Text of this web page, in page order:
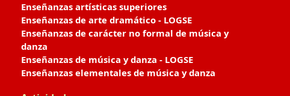
Enseñanzas artísticas superiores
Enseñanzas de arte dramático - LOGSE
Enseñanzas de carácter no formal de música y
danza
Enseñanzas de música y danza - LOGSE
Enseñanzas elementales de música y danza